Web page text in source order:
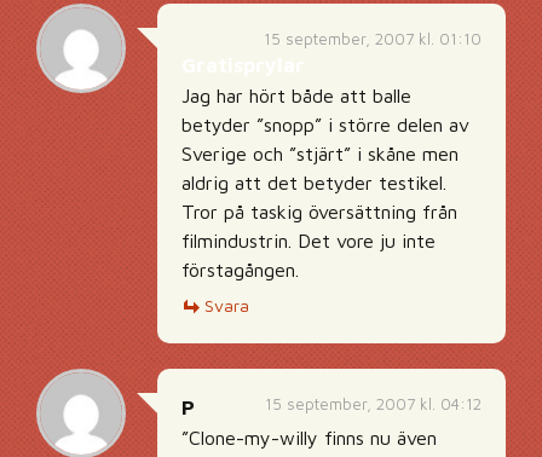
15 september, 2007 kl. 01:10
Jag har hört både att balle
betyder ”snopp” i större delen av
Sverige och ”stjärt” i skåne men
aldrig att det betyder testikel.
Tror på taskig översättning från
filmindustrin. Det vore ju inte
förstagången.
Svara
15 september, 2007 kl. 04:12
P
”Clone-my-willy finns nu även